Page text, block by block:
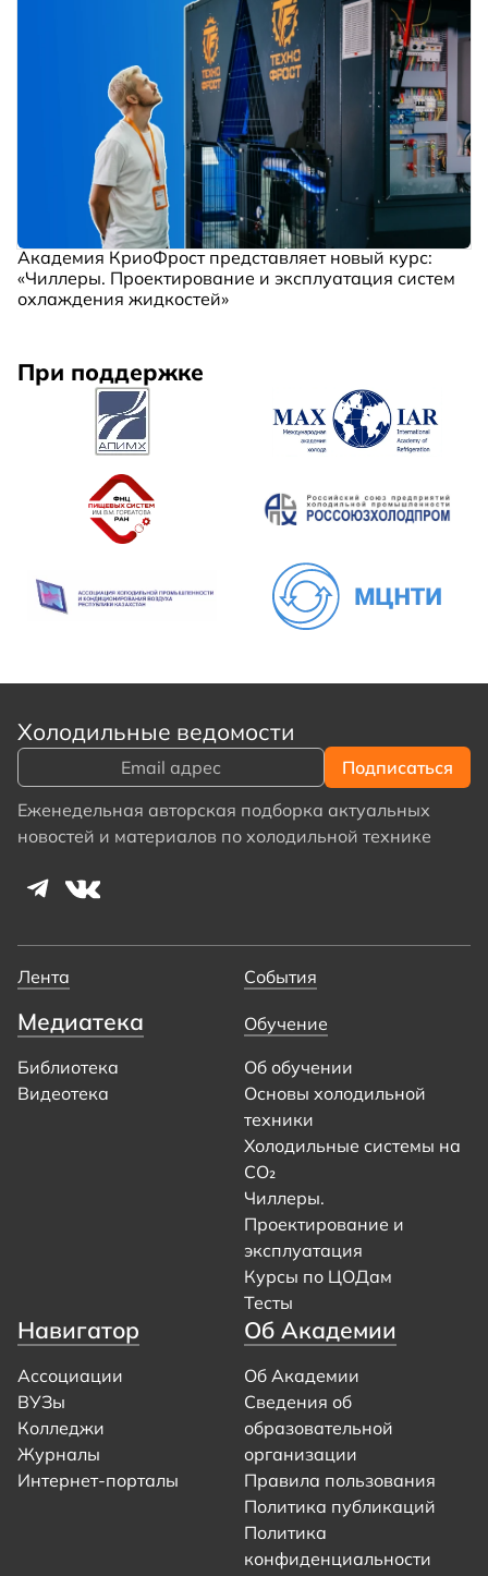
Академия КриоФрост представляет новый курс:
«Чиллеры. Проектирование и эксплуатация систем
охлаждения жидкостей»
При поддержке
Холодильные ведомости
Еженедельная авторская подборка актуальных
новостей и материалов по холодильной технике
Лента События
Медиатека
Библиотека
Видеотека
Обучение
Об обучении
Основы холодильной
техники
Холодильные системы на
CO₂
Чиллеры.
Проектирование и
эксплуатация
Курсы по ЦОДам
Тесты
Навигатор
Ассоциации
ВУЗы
Колледжи
Журналы
Интернет-порталы
Об Академии
Об Академии
Сведения об
образовательной
организации
Правила пользования
Политика публикаций
Политика
конфиденциальности